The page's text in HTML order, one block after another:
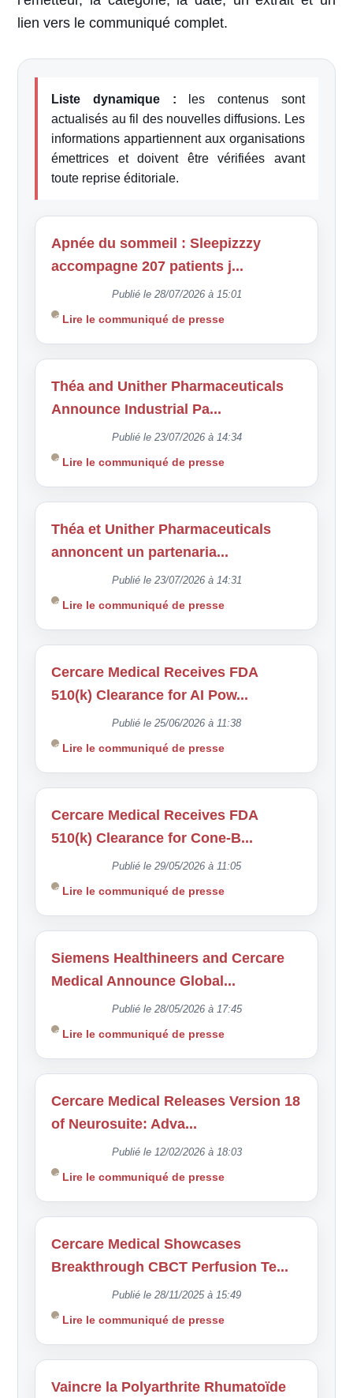
lien vers le communiqué complet.
Liste dynamique : les contenus sont
actualisés au fil des nouvelles diffusions. Les
informations appartiennent aux organisations
émettrices et doivent être vérifiées avant
toute reprise éditoriale.
Apnée du sommeil : Sleepizzzy
accompagne 207 patients j...
Publié le 28/07/2026 à 15:01
Lire le communiqué de presse
Théa and Unither Pharmaceuticals
Announce Industrial Pa...
Publié le 23/07/2026 à 14:34
Lire le communiqué de presse
Théa et Unither Pharmaceuticals
annoncent un partenaria...
Publié le 23/07/2026 à 14:31
Lire le communiqué de presse
Cercare Medical Receives FDA
510(k) Clearance for AI Pow...
Publié le 25/06/2026 à 11:38
Lire le communiqué de presse
Cercare Medical Receives FDA
510(k) Clearance for Cone-B...
Publié le 29/05/2026 à 11:05
Lire le communiqué de presse
Siemens Healthineers and Cercare
Medical Announce Global...
Publié le 28/05/2026 à 17:45
Lire le communiqué de presse
Cercare Medical Releases Version 18
of Neurosuite: Adva...
Publié le 12/02/2026 à 18:03
Lire le communiqué de presse
Cercare Medical Showcases
Breakthrough CBCT Perfusion Te...
Publié le 28/11/2025 à 15:49
Lire le communiqué de presse
Vaincre la Polyarthrite Rhumatoïde